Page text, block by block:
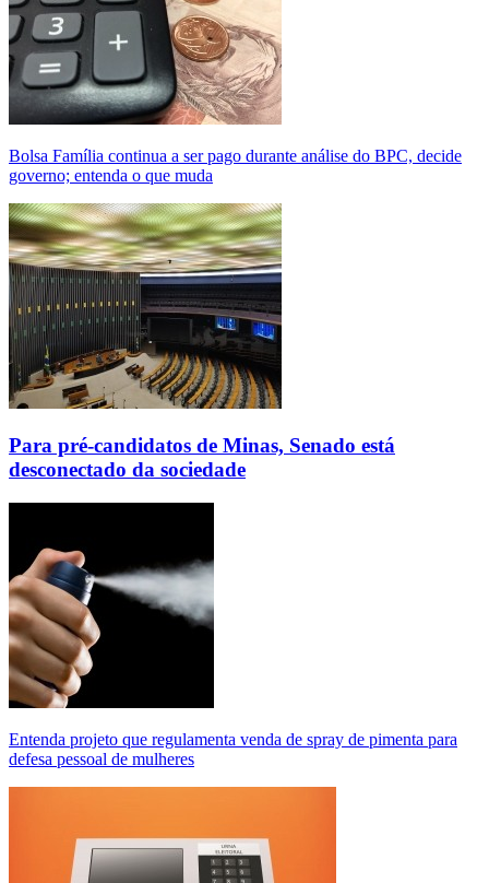
Bolsa Família continua a ser pago durante análise do BPC, decide
governo; entenda o que muda
Para pré-candidatos de Minas, Senado está
desconectado da sociedade
Entenda projeto que regulamenta venda de spray de pimenta para
defesa pessoal de mulheres